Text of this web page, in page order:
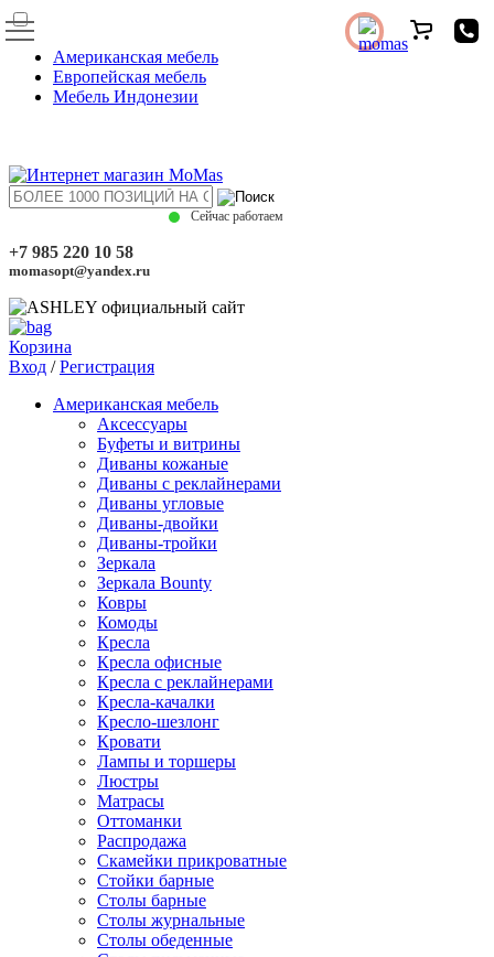
Американская мебель
Европейская мебель
Мебель Индонезии
Сейчас работаем
+7 985 220 10 58
momasopt@yandex.ru
Корзина
Вход /Регистрация
Американская мебель
Аксессуары
Буфеты и витрины
Диваны кожаные
Диваны с реклайнерами
Диваны угловые
Диваны-двойки
Диваны-тройки
Зеркала
Зеркала Bounty
Ковры
Комоды
Кресла
Кресла офисные
Кресла с реклайнерами
Кресла-качалки
Кресло-шезлонг
Кровати
Лампы и торшеры
Люстры
Матрасы
Оттоманки
Распродажа
Скамейки прикроватные
Стойки барные
Столы барные
Столы журнальные
Столы обеденные